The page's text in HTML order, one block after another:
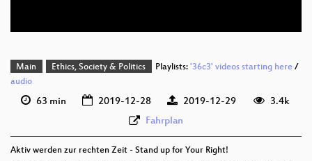
deu
Main Ethics, Society & Politics Playlists: '36c3' videos starting here/
audio
63 min 2019-12-28 2019-12-29
3.4k
Fahrplan
Aktiv werden zur rechten Zeit - Stand up for Your Right!